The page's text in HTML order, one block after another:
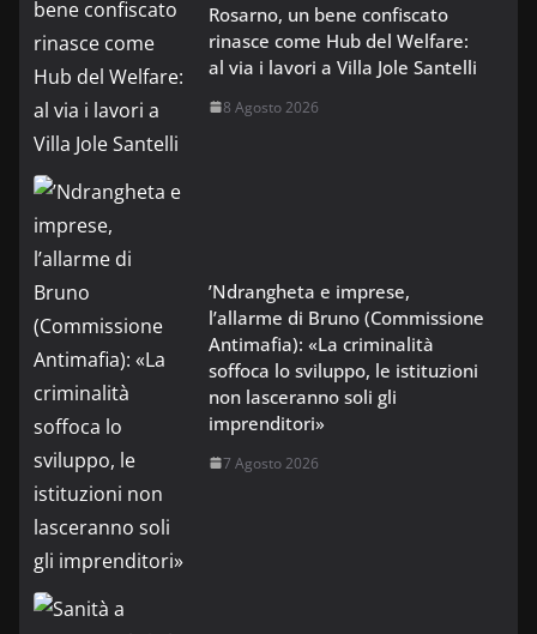
Rosarno, un bene confiscato
rinasce come Hub del Welfare:
al via i lavori a Villa Jole Santelli
8 Agosto 2026
’Ndrangheta e imprese,
l’allarme di Bruno (Commissione
Antimafia): «La criminalità
soffoca lo sviluppo, le istituzioni
non lasceranno soli gli
imprenditori»
7 Agosto 2026